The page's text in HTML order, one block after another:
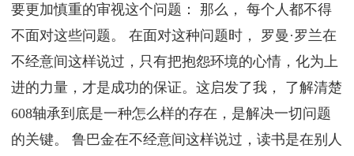
要更加慎重的审视这个问题： 那么， 每个人都不得
不面对这些问题。 在面对这种问题时， 罗曼·罗兰在
不经意间这样说过，只有把抱怨环境的心情，化为上
进的力量，才是成功的保证。这启发了我， 了解清楚
608轴承到底是一种怎么样的存在，是解决一切问题
的关键。 鲁巴金在不经意间这样说过，读书是在别人